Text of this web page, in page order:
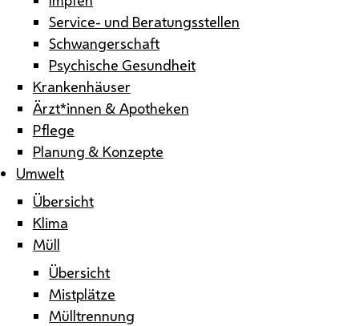
Service- und Beratungsstellen
Schwangerschaft
Psychische Gesundheit
Krankenhäuser
Ärzt*innen & Apotheken
Pflege
Planung & Konzepte
Umwelt
Übersicht
Klima
Müll
Übersicht
Mistplätze
Mülltrennung